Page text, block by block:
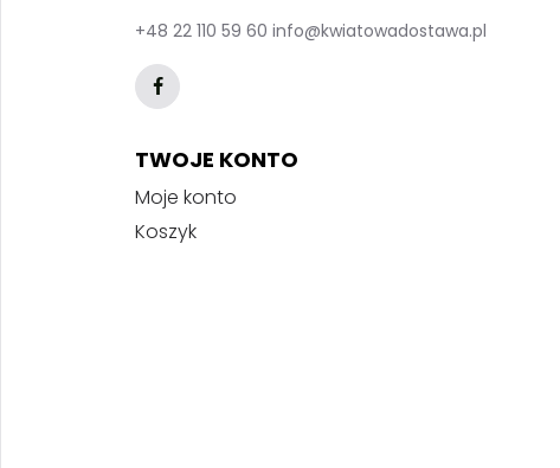
+48 22 110 59 60 info@kwiatowadostawa.pl
TWOJE KONTO
Moje konto
Koszyk